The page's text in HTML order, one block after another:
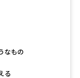
なもの
る